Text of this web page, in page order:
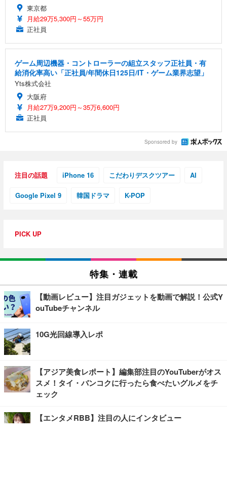
東京都
月給29万5,300円～55万円
正社員
ゲーム周辺機器・コントローラーの組立スタッフ正社員・有
給消化率高い「正社員/年間休日125日/IT・ゲーム業界志望」
Yts株式会社
大阪府
月給27万9,200円～35万6,600円
正社員
Sponsored by
注目の話題 iPhone 16 こだわりデスクツアー AI
Google Pixel 9 韓国ドラマ K-POP
PICK UP
特集・連載
【動画レビュー】注目ガジェットを動画で解説！公式Y
ouTubeチャンネル
10G光回線導入レポ
【アジア美食レポート】編集部注目のYouTuberがオス
スメ！タイ・バンコクに行ったら食べたいグルメをチ
ェック
【エンタメRBB】注目の人にインタビュー